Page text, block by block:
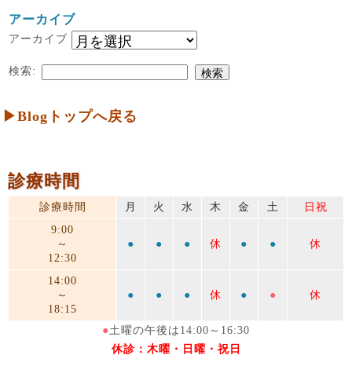
アーカイブ
アーカイブ
検索:
▶Blogトップへ戻る
診療時間
診療時間 月 火 水 木 金 土
日祝
9:00
～
12:30
● ● ● 休 ● ● 休
14:00
～
18:15
● ● ● 休 ● ● 休
●土曜の午後は14:00～16:30
休診：木曜・日曜・祝日